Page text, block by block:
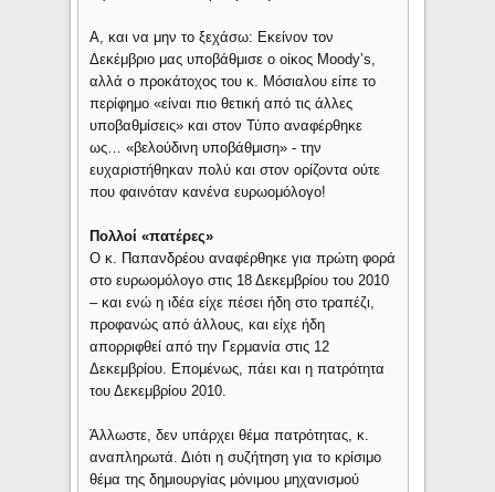
Α, και να μην το ξεχάσω: Εκείνον τον
Δεκέμβριο μας υποβάθμισε ο οίκος Moody’s,
αλλά ο προκάτοχος του κ. Μόσιαλου είπε το
περίφημο «είναι πιο θετική από τις άλλες
υποβαθμίσεις» και στον Τύπο αναφέρθηκε
ως… «βελούδινη υποβάθμιση» - την
ευχαριστήθηκαν πολύ και στον ορίζοντα ούτε
που φαινόταν κανένα ευρωομόλογο!
Πολλοί «πατέρες»
Ο κ. Παπανδρέου αναφέρθηκε για πρώτη φορά
στο ευρωομόλογο στις 18 Δεκεμβρίου του 2010
– και ενώ η ιδέα είχε πέσει ήδη στο τραπέζι,
προφανώς από άλλους, και είχε ήδη
απορριφθεί από την Γερμανία στις 12
Δεκεμβρίου. Επομένως, πάει και η πατρότητα
του Δεκεμβρίου 2010.
Άλλωστε, δεν υπάρχει θέμα πατρότητας, κ.
αναπληρωτά. Διότι η συζήτηση για το κρίσιμο
θέμα της δημιουργίας μόνιμου μηχανισμού